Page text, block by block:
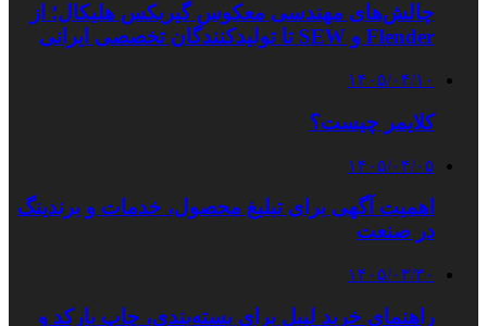
چالش‌های مهندسی معکوس گیربکس هلیکال؛ از
Flender و SEW تا تولیدکنندگان تخصصی ایرانی
۱۴۰۵/۰۴/۱۰
کلایمر چیست؟
۱۴۰۵/۰۴/۰۵
اهمیت آگهی برای تبلیغ محصول، خدمات و برندینگ
در صنعت
۱۴۰۵/۰۳/۳۰
راهنمای خرید لیبل برای بسته‌بندی، چاپ بارکد و